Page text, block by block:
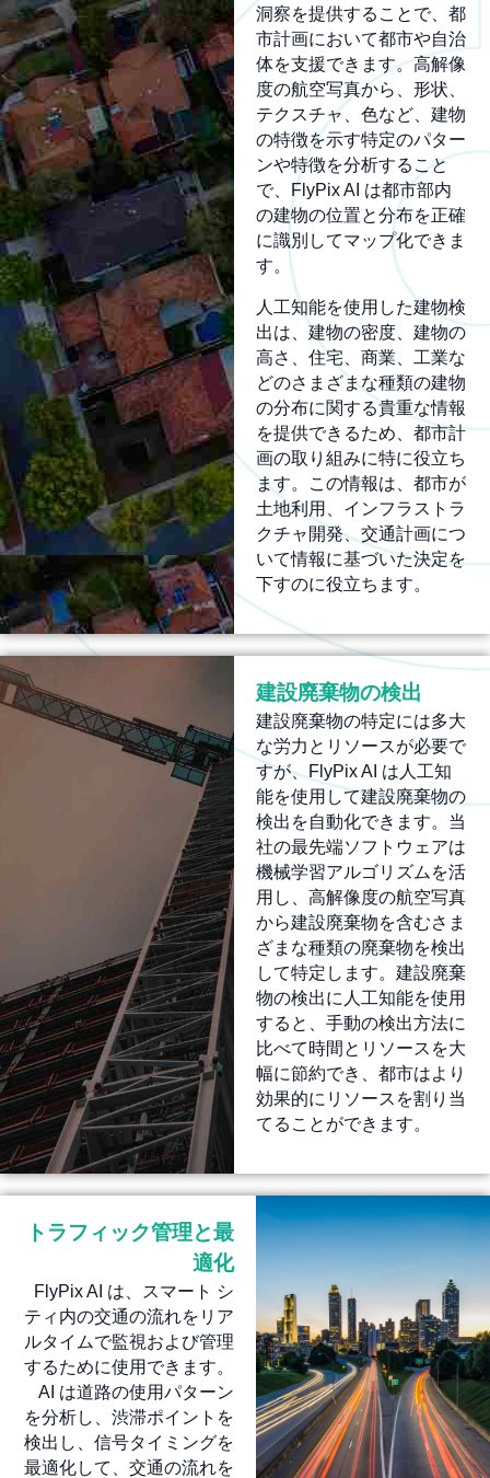
洞察を提供することで、都
市計画において都市や自治
体を支援できます。高解像
度の航空写真から、形状、
テクスチャ、色など、建物
の特徴を示す特定のパター
ンや特徴を分析すること
で、FlyPix AI は都市部内
の建物の位置と分布を正確
に識別してマップ化できま
す。
人工知能を使用した建物検
出は、建物の密度、建物の
高さ、住宅、商業、工業な
どのさまざまな種類の建物
の分布に関する貴重な情報
を提供できるため、都市計
画の取り組みに特に役立ち
ます。この情報は、都市が
土地利用、インフラストラ
クチャ開発、交通計画につ
いて情報に基づいた決定を
下すのに役立ちます。
建設廃棄物の検出
建設廃棄物の特定には多大
な労力とリソースが必要で
すが、FlyPix AI は人工知
能を使用して建設廃棄物の
検出を自動化できます。当
社の最先端ソフトウェアは
機械学習アルゴリズムを活
用し、高解像度の航空写真
から建設廃棄物を含むさま
ざまな種類の廃棄物を検出
して特定します。建設廃棄
物の検出に人工知能を使用
すると、手動の検出方法に
比べて時間とリソースを大
幅に節約でき、都市はより
効果的にリソースを割り当
てることができます。
トラフィック管理と最
適化
FlyPix AI は、スマート シ
ティ内の交通の流れをリア
ルタイムで監視および管理
するために使用できます。
AI は道路の使用パターン
を分析し、渋滞ポイントを
検出し、信号タイミングを
最適化して、交通の流れを